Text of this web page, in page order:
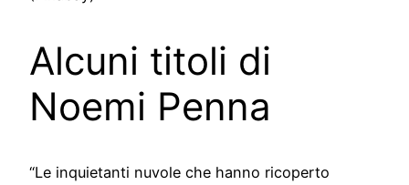
Alcuni titoli di
Noemi Penna
“Le inquietanti nuvole che hanno ricoperto